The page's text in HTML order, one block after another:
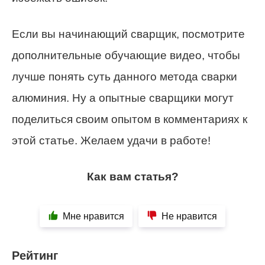
Если вы начинающий сварщик, посмотрите
дополнительные обучающие видео, чтобы
лучше понять суть данного метода сварки
алюминия. Ну а опытные сварщики могут
поделиться своим опытом в комментариях к
этой статье. Желаем удачи в работе!
Как вам статья?
Мне нравится Не нравится
Рейтинг